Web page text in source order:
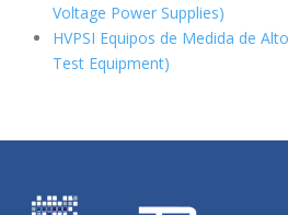
Voltage Power Supplies)
HVPSI Equipos de Medida de
Test Equipment)